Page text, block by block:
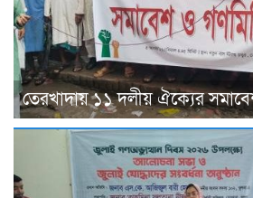
তেরখাদায় ১১ দলীয় ঐক্যের